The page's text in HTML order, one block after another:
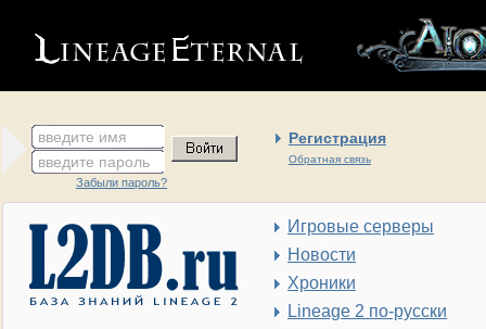
введите имя Регистрация
Обратная связь
введите пароль
Забыли пароль?
Игровые серверы
Новости
Хроники
Lineage 2 по-русски